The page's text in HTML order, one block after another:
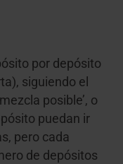
por depósito
siguiendo el
posible’, o
puedan ir
pero cada
de depósitos